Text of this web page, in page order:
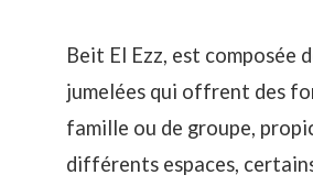
Beit El Ezz, est composée
jumelées qui offrent des
famille ou de groupe,
différents espaces,